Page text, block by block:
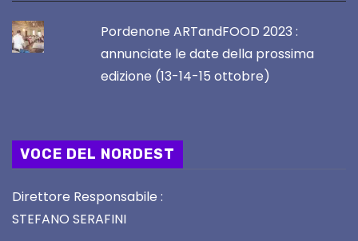
Pordenone ARTandFOOD 2023 :
annunciate le date della prossima
edizione (13-14-15 ottobre)
VOCE DEL NORDEST
Direttore Responsabile :
STEFANO SERAFINI